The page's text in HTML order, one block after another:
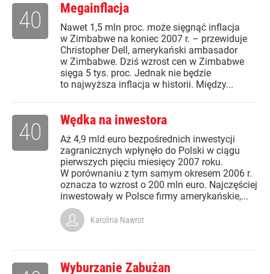
Megainflacja
Nawet 1,5 mln proc. może sięgnąć inflacja
w Zimbabwe na koniec 2007 r. – przewiduje
Christopher Dell, amerykański ambasador
w Zimbabwe. Dziś wzrost cen w Zimbabwe
sięga 5 tys. proc. Jednak nie będzie
to najwyższa inflacja w historii. Między...
40
Wędka na inwestora
Aż 4,9 mld euro bezpośrednich inwestycji
zagranicznych wpłynęło do Polski w ciągu
pierwszych pięciu miesięcy 2007 roku.
W porównaniu z tym samym okresem 2006 r.
oznacza to wzrost o 200 mln euro. Najczęściej
inwestowały w Polsce firmy amerykańskie,...
40
Karolina Nawrot
Wyburzanie Zabużan